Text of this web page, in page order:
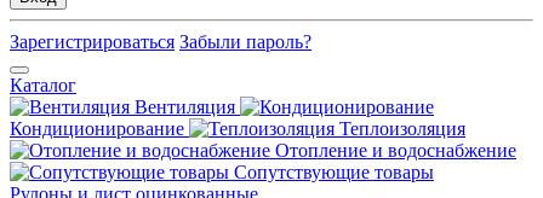
Зарегистрироваться Забыли пароль?
Каталог
Вентиляция
Кондиционирование
Теплоизоляция
Отопление и водоснабжение
Сопутствующие товары
Рулоны и лист оцинкованные